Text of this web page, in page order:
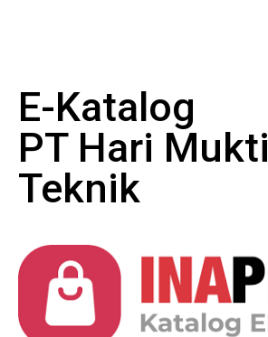
E-Katalog
PT Hari Mukti
Teknik